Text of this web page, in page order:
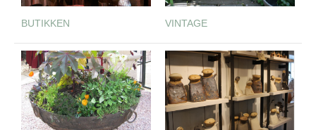
BUTIKKEN VINTAGE
Glemt ditt passord? Glemt ditt brukernavn?